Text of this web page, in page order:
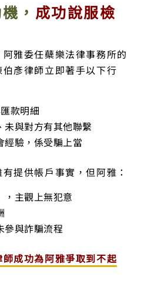
， 成功說服檢
雅委任蘗樂法律事務所的
彥律師立即著手以下行
款明細
未與對方有其他聯繫
經驗，係受騙上當
提供帳戶事實，但阿雅：
，主觀上無犯意
參與詐騙流程
師成功為阿雅爭取到不起